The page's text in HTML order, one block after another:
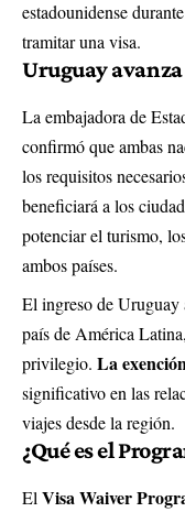
estadounidense
tramitar una visa.
Uruguay
La embajadora de
confirmó que ambas
los requisitos
beneficiará a los
potenciar el turismo,
ambos países.
El ingreso de Uruguay
país de América
privilegio. La
significativo en las
viajes desde la región.
¿Qué es el
El Visa Waiver